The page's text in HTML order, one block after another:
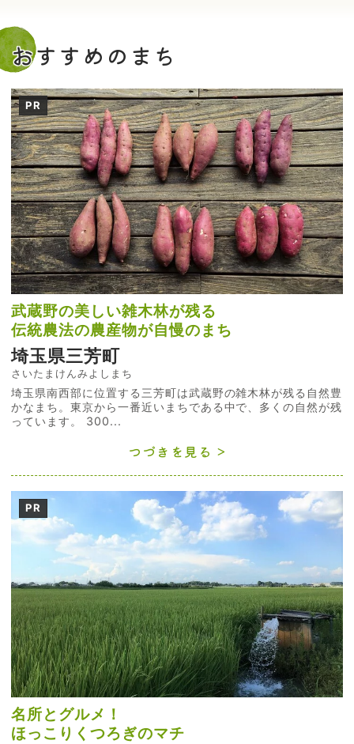
おすすめのまち
PR
武蔵野の美しい雑木林が残る
伝統農法の農産物が自慢のまち
埼玉県三芳町
さいたまけんみよしまち
埼玉県南西部に位置する三芳町は武蔵野の雑木林が残る自然豊
かなまち。東京から一番近いまちである中で、多くの自然が残
っています。 300...
つづきを見る
PR
名所とグルメ！
ほっこりくつろぎのマチ